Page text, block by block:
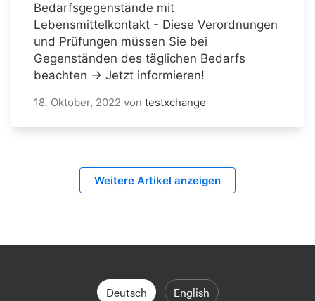
Bedarfsgegenstände mit
Lebensmittelkontakt - Diese Verordnungen
und Prüfungen müssen Sie bei
Gegenständen des täglichen Bedarfs
beachten → Jetzt informieren!
18. Oktober, 2022 von testxchange
Weitere Artikel anzeigen
Deutsch English